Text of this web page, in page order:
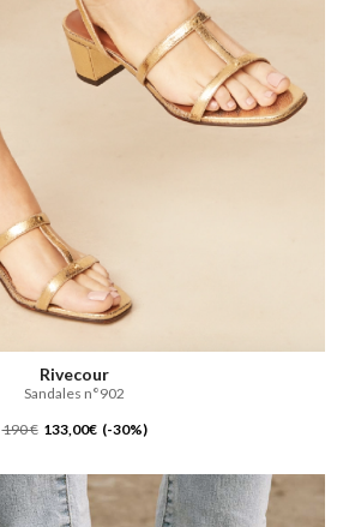
Rivecour
Sandales n°902
190 € 133,00€ (-30%)